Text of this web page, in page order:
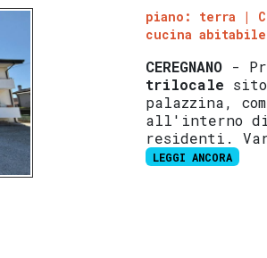
piano: terra
cucina abitabile
CEREGNANO -
trilocale
palazzina,
all'interno di
residenti.
LEGGI ANCORA